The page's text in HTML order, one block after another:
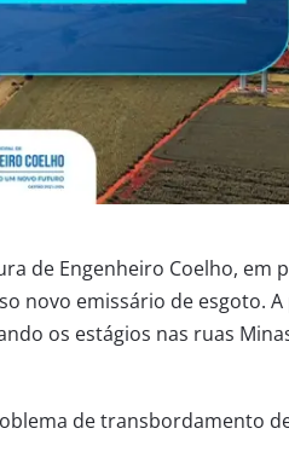
de Engenheiro Coelho, em
novo emissário de esgoto.
os estágios nas ruas
de transbordamento
INFRAESTRUTURA 2 de